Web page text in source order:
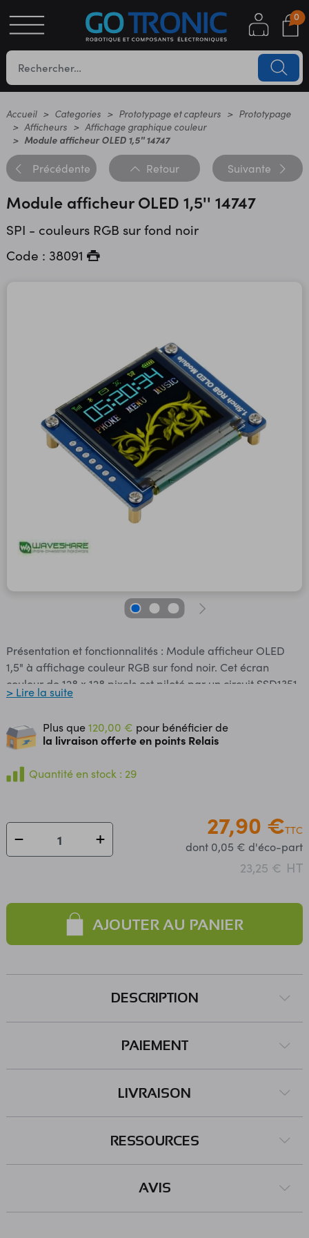
0
Accueil Categories Prototypage et capteurs
Prototypage
Afficheurs
Affichage graphique couleur
Module afficheur OLED 1,5'' 14747
Précédente Retour Suivante
Module afficheur OLED 1,5'' 14747
SPI - couleurs RGB sur fond noir
Code : 38091
Présentation et fonctionnalités : Module afficheur OLED
1,5" à affichage couleur RGB sur fond noir. Cet écran
couleur de 128 x 128 pixels est piloté par un circuit SSD1351.
Programmation et communication : La communication
exemples de programmes pour Raspberry Pi, STM32 et
Arduino sont disponibles en fiche technique. Connectique :
L'interface SPI est accessible sur un connecteur 7 broches
(cordon inclus). Contenu : - 1 x afficheur OLED RGB 1,5" - 1
> Lire la suite
Plus que120,00 € pour bénéficier de
la livraison offerte en points Relais
Quantité en stock : 29
27,90 €TTC
dont 0,05 € d'éco-part
23,25 € HT
AJOUTER AU PANIER
DESCRIPTION
PAIEMENT
LIVRAISON
RESSOURCES
AVIS